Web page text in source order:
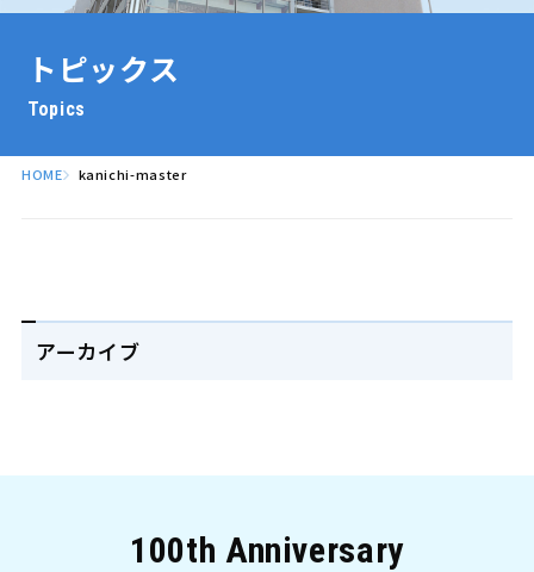
学校紹介
関一の学び
採用情報
トピックス
Topics
HOME kanichi-master
アーカイブ
100th Anniversary